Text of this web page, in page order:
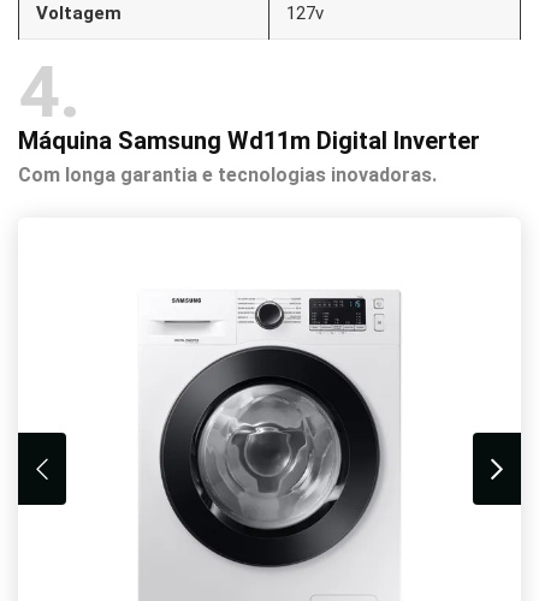
Voltagem 127v
4
Máquina Samsung Wd11m Digital Inverter
Com longa garantia e tecnologias inovadoras.